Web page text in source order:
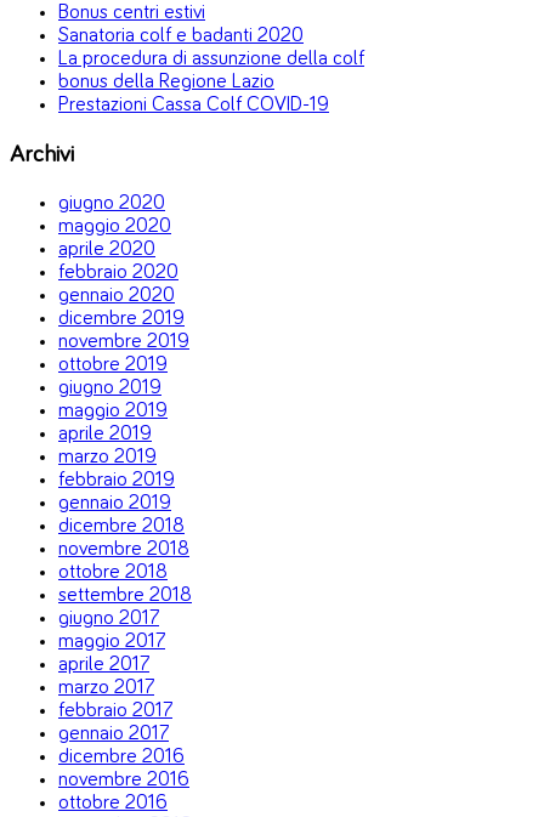
Bonus centri estivi
Sanatoria colf e badanti 2020
La procedura di assunzione della colf
bonus della Regione Lazio
Prestazioni Cassa Colf COVID-19
Archivi
giugno 2020
maggio 2020
aprile 2020
febbraio 2020
gennaio 2020
dicembre 2019
novembre 2019
ottobre 2019
giugno 2019
maggio 2019
aprile 2019
marzo 2019
febbraio 2019
gennaio 2019
dicembre 2018
novembre 2018
ottobre 2018
settembre 2018
giugno 2017
maggio 2017
aprile 2017
marzo 2017
febbraio 2017
gennaio 2017
dicembre 2016
novembre 2016
ottobre 2016